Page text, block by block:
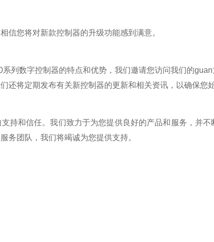
您将对新款控制器的升级功能感到满意。
数字控制器的特点和优势，我们邀请您访问我们的guan
还将定期发布有关新控制器的更新和相关资讯，以确保您
和信任。我们致力于为您提供良好的产品和服务，并不
务团队，我们将竭诚为您提供支持。